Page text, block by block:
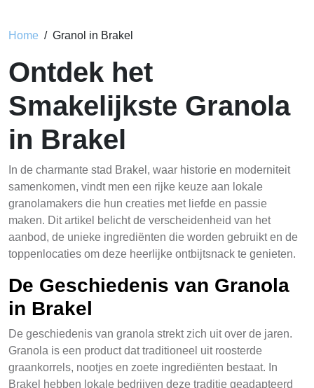
Home Granol in Brakel
Ontdek het
Smakelijkste Granola
in Brakel
In de charmante stad Brakel, waar historie en moderniteit
samenkomen, vindt men een rijke keuze aan lokale
granolamakers die hun creaties met liefde en passie
maken. Dit artikel belicht de verscheidenheid van het
aanbod, de unieke ingrediënten die worden gebruikt en de
toppenlocaties om deze heerlijke ontbijtsnack te genieten.
De Geschiedenis van Granola
in Brakel
De geschiedenis van granola strekt zich uit over de jaren.
Granola is een product dat traditioneel uit roosterde
graankorrels, nootjes en zoete ingrediënten bestaat. In
Brakel hebben lokale bedrijven deze traditie geadapteerd